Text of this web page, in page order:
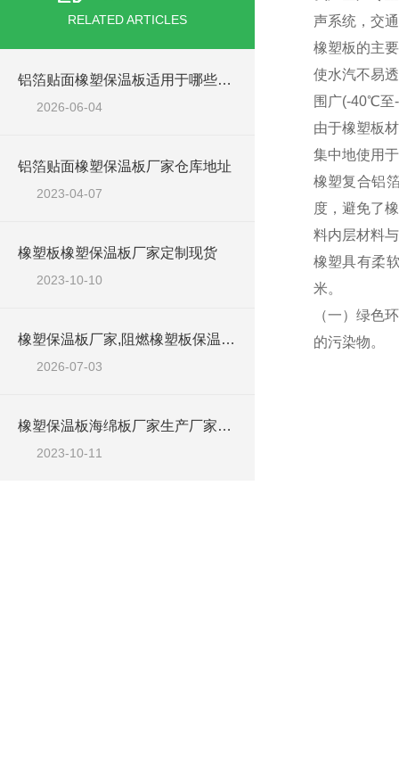
RELATED ARTICLES
铝箔贴面橡塑保温板适用于哪些工程场景？
2026-06-04
铝箔贴面橡塑保温板厂家仓库地址
2023-04-07
橡塑板橡塑保温板厂家定制现货
2023-10-10
橡塑保温板厂家,阻燃橡塑板保温板生产商
2026-07-03
橡塑保温板海绵板厂家生产厂家地址
2023-10-11
声系统，交
橡塑板的主
使水汽不易
围广(-40℃至
由于橡塑板
集中地使用
橡塑复合铝
度，避免了
料内层材料
橡塑具有柔
米。
（一）绿色
的污染物。